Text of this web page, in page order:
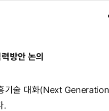
방안 논의
기술 대화(Next
.